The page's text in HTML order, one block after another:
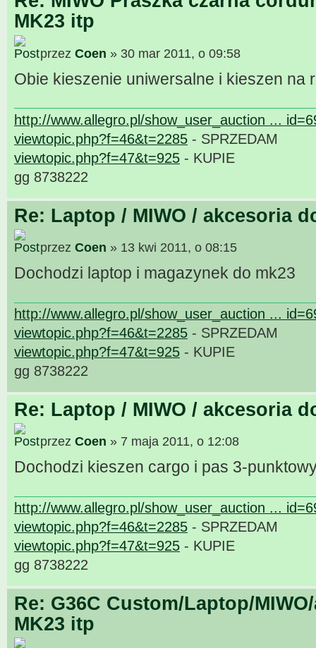
MK23 itp
przez Coen » 30 mar 2011, o 09:58
Obie kieszenie uniwersalne i kieszen na
http://www.allegro.pl/show_user_auction ...
viewtopic.php?f=46&t=2285 - SPRZEDAM
viewtopic.php?f=47&t=925 - KUPIE
gg 8738222
Re: Laptop / MIWO / akcesoria
przez Coen » 13 kwi 2011, o 08:15
Dochodzi laptop i magazynek do mk23
http://www.allegro.pl/show_user_auction ...
viewtopic.php?f=46&t=2285 - SPRZEDAM
viewtopic.php?f=47&t=925 - KUPIE
gg 8738222
Re: Laptop / MIWO / akcesoria
przez Coen » 7 maja 2011, o 12:08
Dochodzi kieszen cargo i pas 3-
http://www.allegro.pl/show_user_auction ...
viewtopic.php?f=46&t=2285 - SPRZEDAM
viewtopic.php?f=47&t=925 - KUPIE
gg 8738222
Re: G36C Custom/Laptop/
MK23 itp